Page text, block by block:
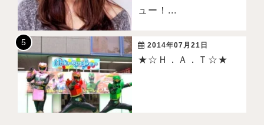
ュー！...
2014年07月21日
★☆Ｈ．Ａ．Ｔ☆★